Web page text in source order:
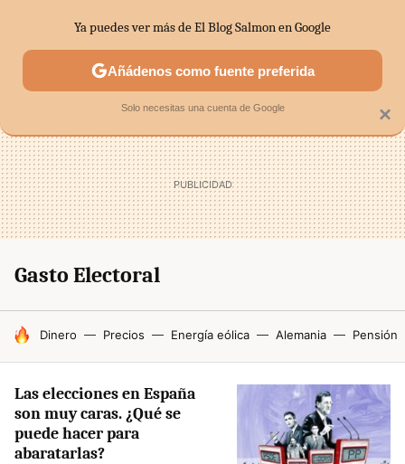
SECTORES ECONOMÍA DOMÉSTICA MERCADOS
Gasto Electoral
HOY SE HABLA DE
Dinero Precios Energía eólica Alemania Pensión
Las elecciones en España
son muy caras. ¿Qué se
puede hacer para
abaratarlas?
×
Ya puedes ver más de El Blog Salmon en Google
Añádenos como fuente preferida
Solo necesitas una cuenta de Google